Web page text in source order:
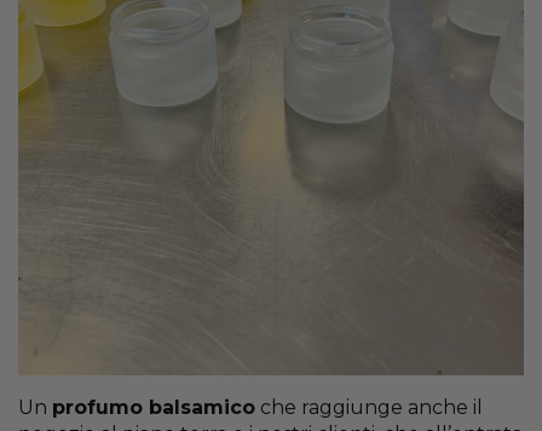
Un profumo balsamico che raggiunge anche il